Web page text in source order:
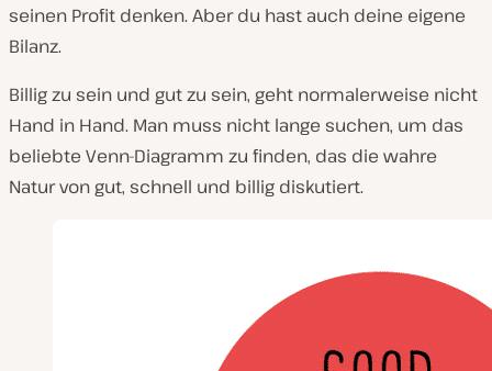
seinen Profit denken. Aber du hast auch deine eigene
Bilanz.
Billig zu sein und gut zu sein, geht normalerweise nicht
Hand in Hand. Man muss nicht lange suchen, um das
beliebte Venn-Diagramm zu finden, das die wahre
Natur von gut, schnell und billig diskutiert.